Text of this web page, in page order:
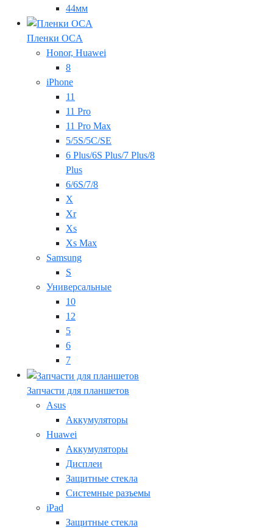
44мм
Пленки OCA
Honor, Huawei
8
iPhone
11
11 Pro
11 Pro Max
5/5S/5C/SE
6 Plus/6S Plus/7 Plus/8
Plus
6/6S/7/8
X
Xr
Xs
Xs Max
Samsung
S
Универсальные
10
12
5
6
7
Запчасти для планшетов
Asus
Аккумуляторы
Huawei
Аккумуляторы
Дисплеи
Защитные стекла
Системные разъемы
iPad
Защитные стекла